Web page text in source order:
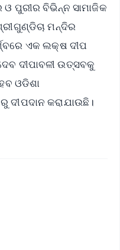
ପୁରୀର ବିଭିନ୍ନ ସାମାଜିକ
ମନ୍ଦିର
ଏକ ଲକ୍ଷ ଦୀପ
ଦୀପାବଳୀ ଉତ୍ସବକୁ
ଓଡିଶା
କରାଯାଉଛି।